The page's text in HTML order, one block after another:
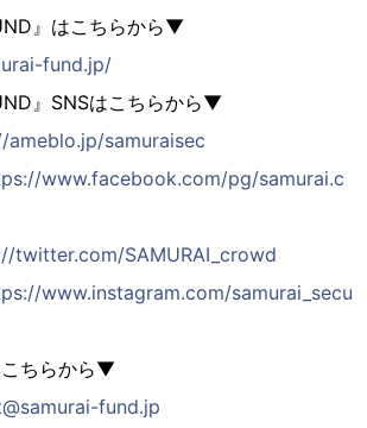
』はこちらから▼
fund.jp/
』SNSはこちらから▼
ameblo.jp/samuraisec
www.facebook.com/pg/samurai.c
twitter.com/SAMURAI_crowd
www.instagram.com/samurai_secu
ちらから▼
fund.jp